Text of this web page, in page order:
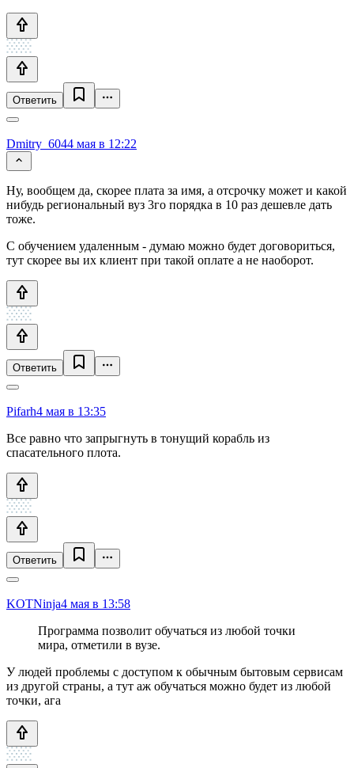
Ответить
Dmitry_6044 мая в 12:22
Ну, вообщем да, скорее плата за имя, а отсрочку может и какой
нибудь региональный вуз 3го порядка в 10 раз дешевле дать
тоже.
С обучением удаленным - думаю можно будет договориться,
тут скорее вы их клиент при такой оплате а не наоборот.
Ответить
Pifarh4 мая в 13:35
Все равно что запрыгнуть в тонущий корабль из
спасательного плота.
Ответить
KOTNinja4 мая в 13:58
Программа позволит обучаться из любой точки
мира, отметили в вузе.
У людей проблемы с доступом к обычным бытовым сервисам
из другой страны, а тут аж обучаться можно будет из любой
точки, ага